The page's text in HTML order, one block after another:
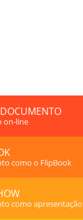
on-line
como o FlipBook
como